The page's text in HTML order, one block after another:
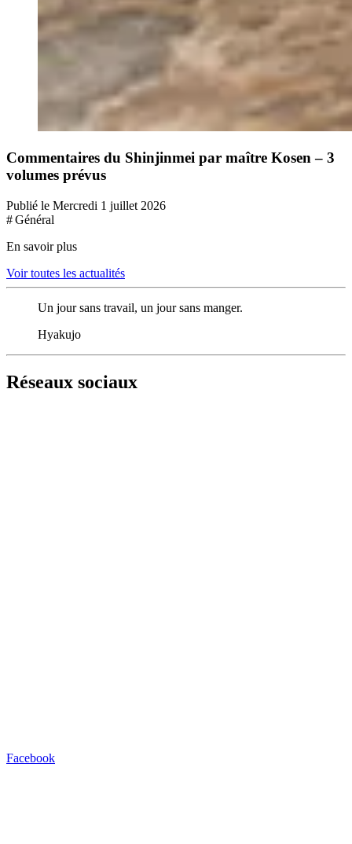
Commentaires du Shinjinmei par maître Kosen – 3
volumes prévus
Publié le Mercredi 1 juillet 2026
# Général
En savoir plus
Voir toutes les actualités
Un jour sans travail, un jour sans manger.
Hyakujo
Réseaux sociaux
Facebook